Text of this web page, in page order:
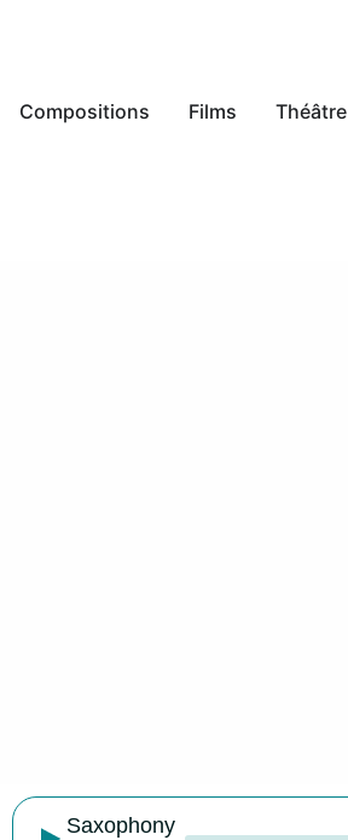
Compositions Films Théâtre
Saxophony